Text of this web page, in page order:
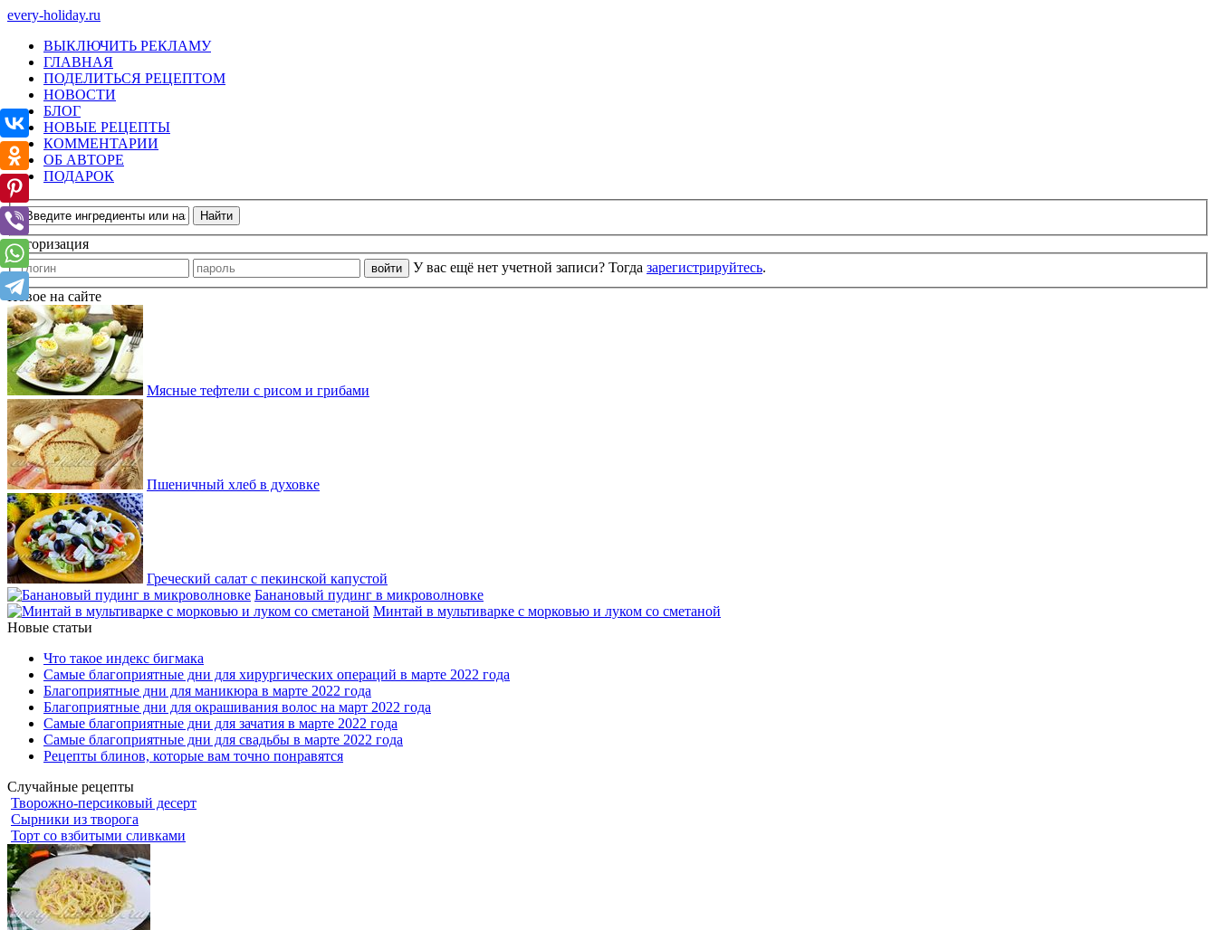
every-holiday.ru
ВЫКЛЮЧИТЬ РЕКЛАМУ
ГЛАВНАЯ
ПОДЕЛИТЬСЯ РЕЦЕПТОМ
НОВОСТИ
БЛОГ
НОВЫЕ РЕЦЕПТЫ
КОММЕНТАРИИ
ОБ АВТОРЕ
ПОДАРОК
Авторизация
У вас ещё нет учетной записи? Тогда зарегистрируйтесь.
Новое на сайте
Мясные тефтели с рисом и грибами
Пшеничный хлеб в духовке
Греческий салат с пекинской капустой
Банановый пудинг в микроволновке
Минтай в мультиварке с морковью и луком со сметаной
Новые статьи
Что такое индекс бигмака
Самые благоприятные дни для хирургических операций в марте 2022 года
Благоприятные дни для маникюра в марте 2022 года
Благоприятные дни для окрашивания волос на март 2022 года
Самые благоприятные дни для зачатия в марте 2022 года
Самые благоприятные дни для свадьбы в марте 2022 года
Рецепты блинов, которые вам точно понравятся
Случайные рецепты
Творожно-персиковый десерт
Сырники из творога
Торт со взбитыми сливками